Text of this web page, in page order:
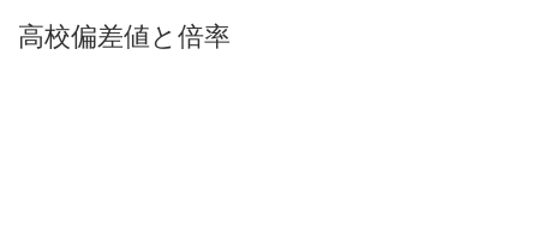
高校偏差値と倍率